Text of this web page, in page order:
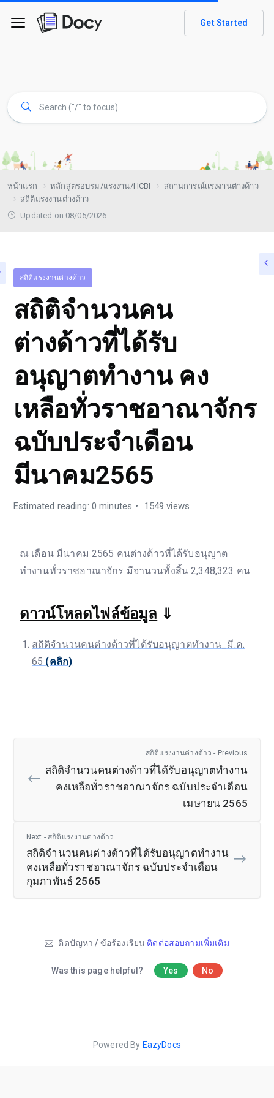
Get Started
หน้าแรก หลักสูตรอบรม/แรงงาน/HCBI
สถานการณ์เเรงงานต่างด้าว
สถิติแรงงานต่างด้าว
Updated on 08/05/2026
สถิติแรงงานต่างด้าว
สถิติจำนวนคน
ต่างด้าวที่ได้รับ
อนุญาตทำงาน คง
เหลือทั่วราชอาณาจักร
ฉบับประจำเดือน
มีนาคม2565
Estimated reading: 0 minutes 1549 views
ณ เดือน มีนาคม 2565 คนต่างด้าวที่ได้รับอนุญาต
ทำงานทั่วราชอาณาจักร มีจานวนทั้งสิ้น 2,348,323 คน
ดาวน์โหลดไฟล์ข้อมูล ⇓
สถิติจำนวนคนต่างด้าวที่ได้รับอนุญาตทำงาน_มี.ค.
65 (คลิก)
สถิติแรงงานต่างด้าว - Previous
สถิติจำนวนคนต่างด้าวที่ได้รับอนุญาตทำงาน
คงเหลือทั่วราชอาณาจักร ฉบับประจำเดือน
เมษายน 2565
Next - สถิติแรงงานต่างด้าว
สถิติจำนวนคนต่างด้าวที่ได้รับอนุญาตทำงาน
คงเหลือทั่วราชอาณาจักร ฉบับประจำเดือน
กุมภาพันธ์ 2565
ติดปัญหา / ข้อร้องเรียน ติดต่อสอบถามเพิ่มเติม
Was this page helpful? Yes No
Powered By EazyDocs